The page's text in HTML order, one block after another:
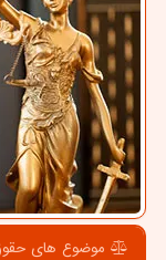
موضوع های